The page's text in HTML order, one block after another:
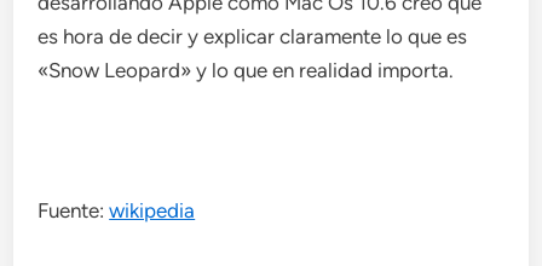
es hora de decir y explicar claramente lo que es
«Snow Leopard» y lo que en realidad importa.
Fuente:wikipedia